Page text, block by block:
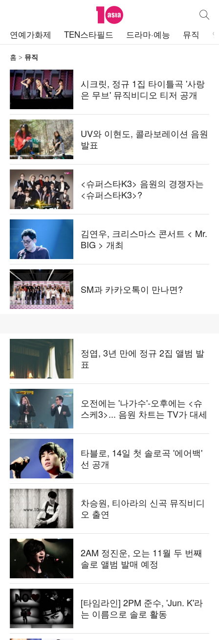
텐아시아 통합
연예가화제 TEN스타필드 드라마·예능 뮤직
홈 뮤직
시크릿, 정규 1집 타이틀곡 '사랑
은 무브' 뮤직비디오 티저 공개
UV와 이현도, 콜라보레이션 음원
발표
<슈퍼스타K3> 음원의 경쟁자는
<슈퍼스타K3>?
김연우, 크리스마스 콘서트 < Mr.
BIG > 개최
SM과 카카오톡이 만나면?
정엽, 3년 만에 정규 2집 앨범 발
표
오전에는 '나가수'-오후에는 <슈
스케3>... 음원 차트는 TV가 대세
타블로, 14일 첫 솔로곡 '에어백'
선 공개
차승원, 티아라의 신곡 뮤직비디
오 출연
2AM 정진운, 오는 11월 두 번째
솔로 앨범 발매 예정
[타임라인] 2PM 준수, 'Jun. K'라
는 이름으로 솔로 활동